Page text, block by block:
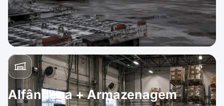
Alfândega + Armazenagem